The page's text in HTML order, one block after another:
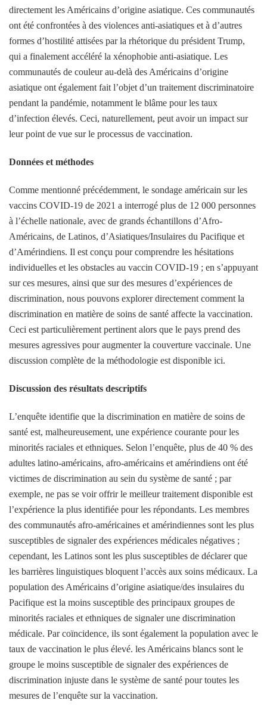
directement les Américains d’origine asiatique. Ces communautés
ont été confrontées à des violences anti-asiatiques et à d’autres
formes d’hostilité attisées par la rhétorique du président Trump,
qui a finalement accéléré la xénophobie anti-asiatique. Les
communautés de couleur au-delà des Américains d’origine
asiatique ont également fait l’objet d’un traitement discriminatoire
pendant la pandémie, notamment le blâme pour les taux
d’infection élevés. Ceci, naturellement, peut avoir un impact sur
leur point de vue sur le processus de vaccination.
Données et méthodes
Comme mentionné précédemment, le sondage américain sur les
vaccins COVID-19 de 2021 a interrogé plus de 12 000 personnes
à l’échelle nationale, avec de grands échantillons d’Afro-
Américains, de Latinos, d’Asiatiques/Insulaires du Pacifique et
d’Amérindiens. Il est conçu pour comprendre les hésitations
individuelles et les obstacles au vaccin COVID-19 ; en s’appuyant
sur ces mesures, ainsi que sur des mesures d’expériences de
discrimination, nous pouvons explorer directement comment la
discrimination en matière de soins de santé affecte la vaccination.
Ceci est particulièrement pertinent alors que le pays prend des
mesures agressives pour augmenter la couverture vaccinale. Une
discussion complète de la méthodologie est disponible ici.
Discussion des résultats descriptifs
L’enquête identifie que la discrimination en matière de soins de
santé est, malheureusement, une expérience courante pour les
minorités raciales et ethniques. Selon l’enquête, plus de 40 % des
adultes latino-américains, afro-américains et amérindiens ont été
victimes de discrimination au sein du système de santé ; par
exemple, ne pas se voir offrir le meilleur traitement disponible est
l’expérience la plus identifiée pour les répondants. Les membres
des communautés afro-américaines et amérindiennes sont les plus
susceptibles de signaler des expériences médicales négatives ;
cependant, les Latinos sont les plus susceptibles de déclarer que
les barrières linguistiques bloquent l’accès aux soins médicaux. La
population des Américains d’origine asiatique/des insulaires du
Pacifique est la moins susceptible des principaux groupes de
minorités raciales et ethniques de signaler une discrimination
médicale. Par coïncidence, ils sont également la population avec le
taux de vaccination le plus élevé. les Américains blancs sont le
groupe le moins susceptible de signaler des expériences de
discrimination injuste dans le système de santé pour toutes les
mesures de l’enquête sur la vaccination.